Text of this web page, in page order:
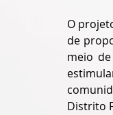
O
de
meio
Distrito